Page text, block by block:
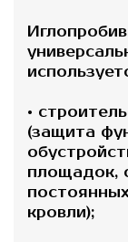
•
(защита
площадок,
кровли);